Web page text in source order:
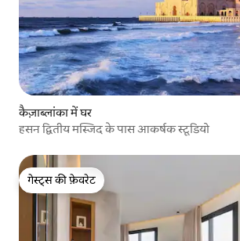
कैज़ाब्लांका में घर
हसन द्वितीय मस्जिद के पास आकर्षक स्टूडियो
गेस्ट्स की फ़ेवरेट
गेस्ट्स की फ़ेवरेट